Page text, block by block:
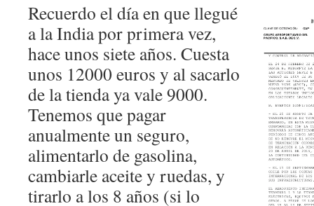
Recuerdo el día en que llegué
a la India por primera vez,
hace unos siete años. Cuesta
unos 12000 euros y al sacarlo
de la tienda ya vale 9000.
Tenemos que pagar
anualmente un seguro,
alimentarlo de gasolina,
cambiarle aceite y ruedas, y
tirarlo a los 8 años (si lo